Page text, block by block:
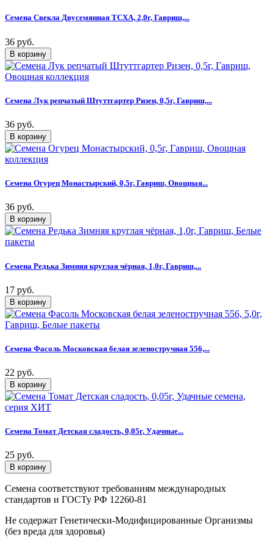
Семена Свекла Двусемянная ТСХА, 2,0г, Гавриш,...
36 руб.
Семена Лук репчатый Штуттгартер Ризен, 0,5г, Гавриш,...
36 руб.
Семена Огурец Монастырский, 0,5г, Гавриш, Овощная...
36 руб.
Семена Редька Зимняя круглая чёрная, 1,0г, Гавриш,...
17 руб.
Семена Фасоль Московская белая зеленостручная 556,...
22 руб.
Семена Томат Детская сладость, 0,05г, Удачные...
25 руб.
Семена соответствуют требованиям международных
стандартов и ГОСТу РФ 12260-81
Не содержат Генетически-Модифицированные Организмы
(без вреда для здоровья)